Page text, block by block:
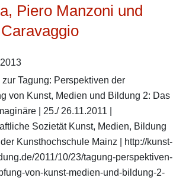
Piero Manzoni und
Tagung: Perspektiven der
von Kunst, Medien und Bildung 2: Das
| 25./ 26.11.2011 |
Sozietät Kunst, Medien, Bildung
Kunsthochschule Mainz | http://kunst-
2011/10/23/tagung-perspektiven-
von-kunst-medien-und-bildung-2-